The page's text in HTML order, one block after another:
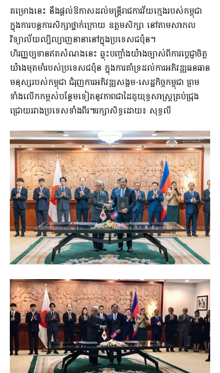
គម្រោងនេះ នឹងផ្ដល់ឱកាសដល់មន្ត្រីរាជការវ័យក្មេងរបស់កម្ពុជា
ក្នុងការបន្តការសិក្សាថ្នាក់ក្រោយ ឧត្តមសិក្សា នៅតាមសាកល
វិទ្យាល័យល្បីល្បាញនានានៅក្នុងប្រទេសជប៉ុន។
ហិរញ្ញប្បទានឥតសំណងនេះ ឆ្លុះបញ្ចាំងយ៉ាងច្បាស់ពីការប្តេជ្ញាចិត្ត
យ៉ាងមុតមាំរបស់ប្រទេសជប៉ុន ក្នុងការគាំទ្រដល់ការអភិវឌ្ឍធនធាន
មនុស្សរបស់កម្ពុជា ជំរុញការអភិវឌ្ឍសង្គម-សេដ្ឋកិច្ចកម្ពុជា ព្រម
ទាំងលើកកម្ពស់បន្ថែមទៀតនូវភាពជាដៃគូយុទ្ធសាស្ត្រគ្រប់ជ្រុង
ជ្រោយរវាងប្រទេសទាំងពីរ៕រក្សាសិទ្ធដោយ៖ សុទ្ធលី